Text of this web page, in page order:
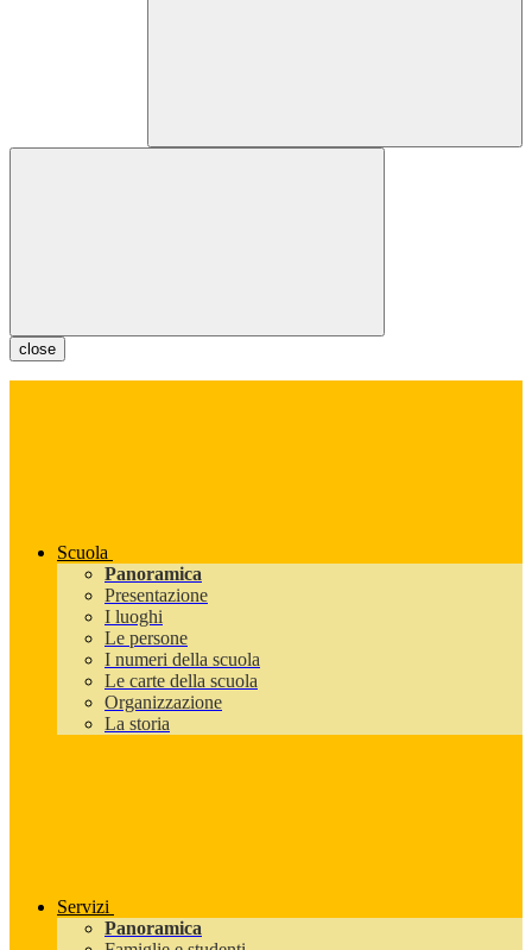
close
Scuola
Panoramica
Presentazione
I luoghi
Le persone
I numeri della scuola
Le carte della scuola
Organizzazione
La storia
Servizi
Panoramica